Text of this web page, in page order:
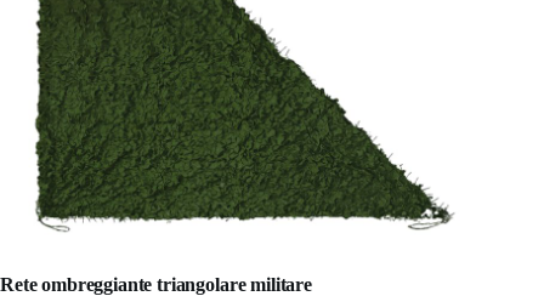
Rete ombreggiante triangolare militare